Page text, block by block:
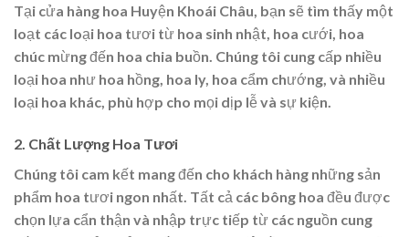
Tại cửa hàng hoa Huyện Khoái Châu, bạn sẽ tìm thấy một
loạt các loại hoa tươi từ hoa sinh nhật, hoa cưới, hoa
chúc mừng đến hoa chia buồn. Chúng tôi cung cấp nhiều
loại hoa như hoa hồng, hoa ly, hoa cẩm chướng, và nhiều
loại hoa khác, phù hợp cho mọi dịp lễ và sự kiện.
2. Chất Lượng Hoa Tươi
Chúng tôi cam kết mang đến cho khách hàng những sản
phẩm hoa tươi ngon nhất. Tất cả các bông hoa đều được
chọn lựa cẩn thận và nhập trực tiếp từ các nguồn cung